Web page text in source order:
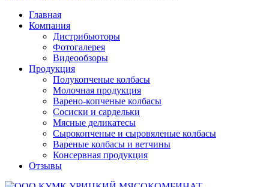
Главная
Компания
Дистрибьюторы
Фотогалерея
Видеообзоры
Продукция
Полукопченые колбасы
Молочная продукция
Варено-копченые колбасы
Сосиски и сардельки
Мясные деликатесы
Сырокопченые и сыровяленые колбасы
Вареные колбасы и ветчины
Консервная продукция
Отзывы